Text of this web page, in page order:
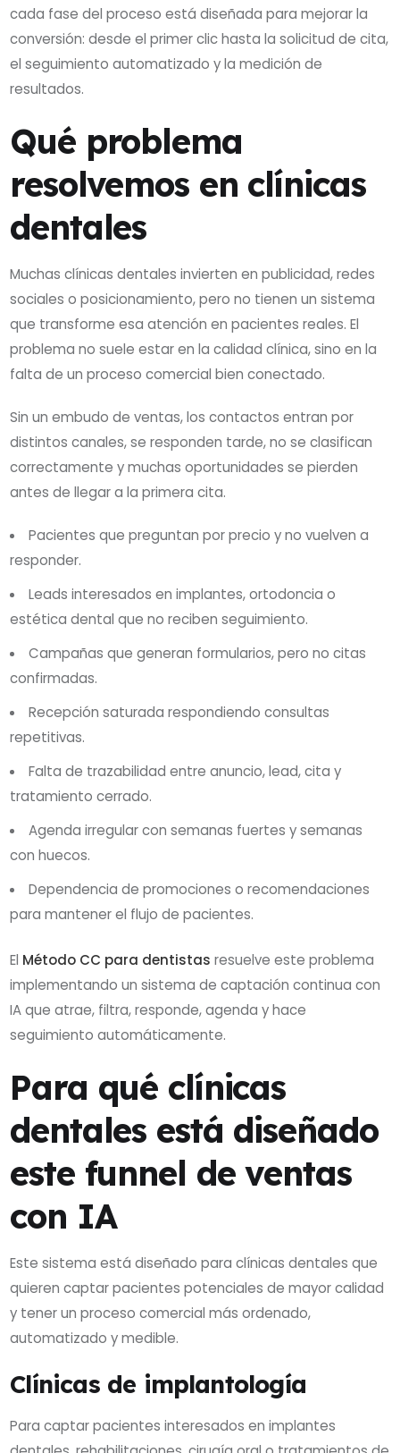
cada fase del proceso está diseñada para mejorar la
conversión: desde el primer clic hasta la solicitud de cita,
el seguimiento automatizado y la medición de
resultados.
Qué problema
resolvemos en clínicas
dentales
Muchas clínicas dentales invierten en publicidad, redes
sociales o posicionamiento, pero no tienen un sistema
que transforme esa atención en pacientes reales. El
problema no suele estar en la calidad clínica, sino en la
falta de un proceso comercial bien conectado.
Sin un embudo de ventas, los contactos entran por
distintos canales, se responden tarde, no se clasifican
correctamente y muchas oportunidades se pierden
antes de llegar a la primera cita.
Pacientes que preguntan por precio y no vuelven a
responder.
Leads interesados en implantes, ortodoncia o
estética dental que no reciben seguimiento.
Campañas que generan formularios, pero no citas
confirmadas.
Recepción saturada respondiendo consultas
repetitivas.
Falta de trazabilidad entre anuncio, lead, cita y
tratamiento cerrado.
Agenda irregular con semanas fuertes y semanas
con huecos.
Dependencia de promociones o recomendaciones
para mantener el flujo de pacientes.
El Método CC para dentistas resuelve este problema
implementando un sistema de captación continua con
IA que atrae, filtra, responde, agenda y hace
seguimiento automáticamente.
Para qué clínicas
dentales está diseñado
este funnel de ventas
con IA
Este sistema está diseñado para clínicas dentales que
quieren captar pacientes potenciales de mayor calidad
y tener un proceso comercial más ordenado,
automatizado y medible.
Clínicas de implantología
Para captar pacientes interesados en implantes